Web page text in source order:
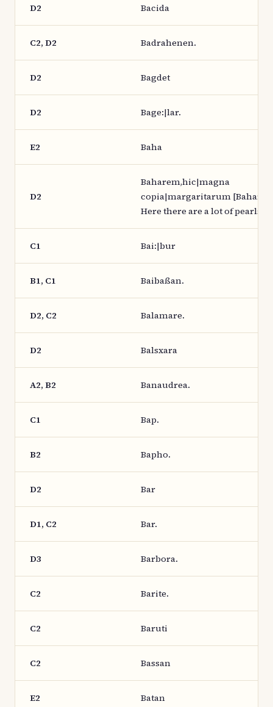
D2 Bacida
C2, D2 Badrahenen.
D2 Bagdet
D2 Bage:|lar.
E2 Baha
D2
Baharem,hic|magna
copia|margaritarum
Here there are a lot of pearls.]
C1 Bai:|bur
B1, C1 Baibaßan.
D2, C2 Balamare.
D2 Balsxara
A2, B2 Banaudrea.
C1 Bap.
B2 Bapho.
D2 Bar
D1, C2 Bar.
D3 Barbora.
C2 Barite.
C2 Baruti
C2 Bassan
E2 Batan